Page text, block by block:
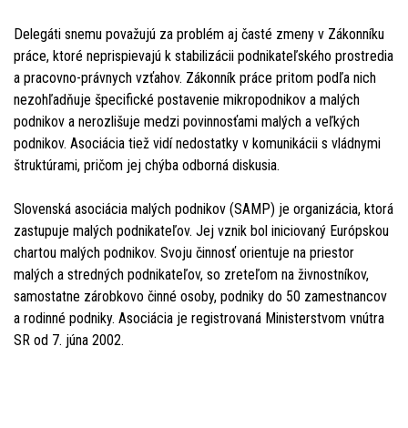
Delegáti snemu považujú za problém aj časté zmeny v Zákonníku
práce, ktoré neprispievajú k stabilizácii podnikateľského prostredia
a pracovno-právnych vzťahov. Zákonník práce pritom podľa nich
nezohľadňuje špecifické postavenie mikropodnikov a malých
podnikov a nerozlišuje medzi povinnosťami malých a veľkých
podnikov. Asociácia tiež vidí nedostatky v komunikácii s vládnymi
štruktúrami, pričom jej chýba odborná diskusia.
Slovenská asociácia malých podnikov (SAMP) je organizácia, ktorá
zastupuje malých podnikateľov. Jej vznik bol iniciovaný Európskou
chartou malých podnikov. Svoju činnosť orientuje na priestor
malých a stredných podnikateľov, so zreteľom na živnostníkov,
samostatne zárobkovo činné osoby, podniky do 50 zamestnancov
a rodinné podniky. Asociácia je registrovaná Ministerstvom vnútra
SR od 7. júna 2002.